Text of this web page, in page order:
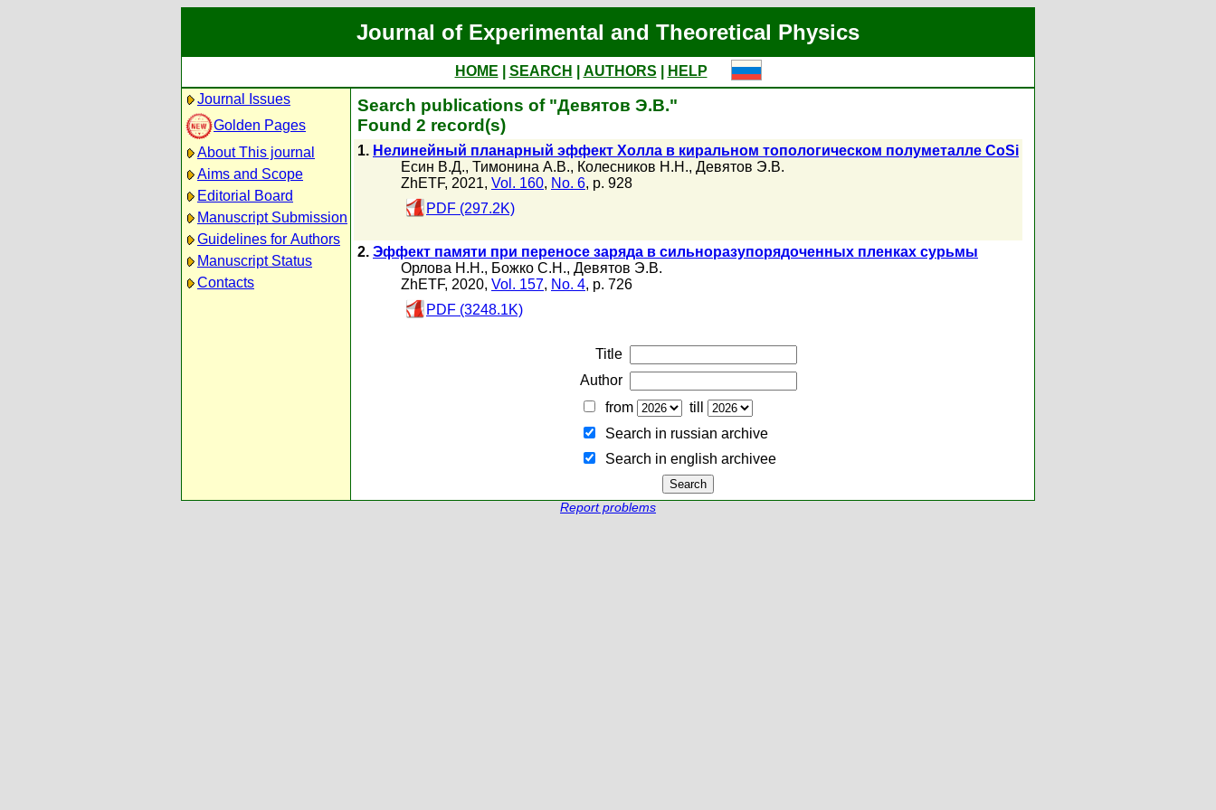
Journal of Experimental and Theoretical Physics
HOME SEARCH AUTHORS
HELP
Journal Issues
Golden Pages
About This journal
Aims and Scope
Editorial Board
Manuscript Submission
Guidelines for Authors
Manuscript Status
Contacts
Search publications of "Девятов Э.В."
Found 2 record(s)
1. Нелинейный планарный эффект Холла в киральном топологическом полуметалле CoSi
Есин В.Д., Тимонина А.В., Колесников Н.Н., Девятов Э.В.
ZhETF, 2021, Vol. 160, No. 6, p. 928
PDF (297.2K)
2. Эффект памяти при переносе заряда в сильноразупорядоченных пленках сурьмы
Орлова Н.Н., Божко С.Н., Девятов Э.В.
ZhETF, 2020, Vol. 157, No. 4, p. 726
PDF (3248.1K)
Title
Author
from
till
Search in russian archive
Search in english archiveе
Report problems